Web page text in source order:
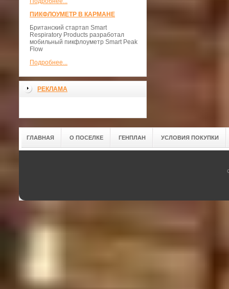
ПИКФЛОУМЕТР В КАРМАНЕ
Британский стартап Smart
Respiratory Products разработал
мобильный пикфлоуметр Smart Peak
Flow
Подробнее...
РЕКЛАМА
ГЛАВНАЯ О ПОСЕЛКЕ ГЕНПЛАН УСЛОВИЯ ПОКУПКИ